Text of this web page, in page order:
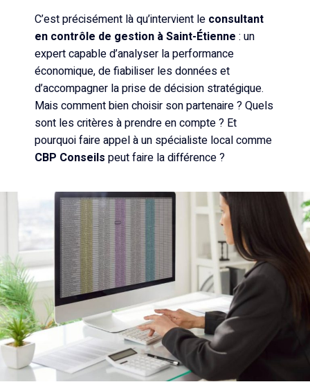
C’est précisément là qu’intervient le consultant
en contrôle de gestion à Saint-Étienne : un
expert capable d’analyser la performance
économique, de fiabiliser les données et
d’accompagner la prise de décision stratégique.
Mais comment bien choisir son partenaire ? Quels
sont les critères à prendre en compte ? Et
pourquoi faire appel à un spécialiste local comme
CBP Conseils peut faire la différence ?